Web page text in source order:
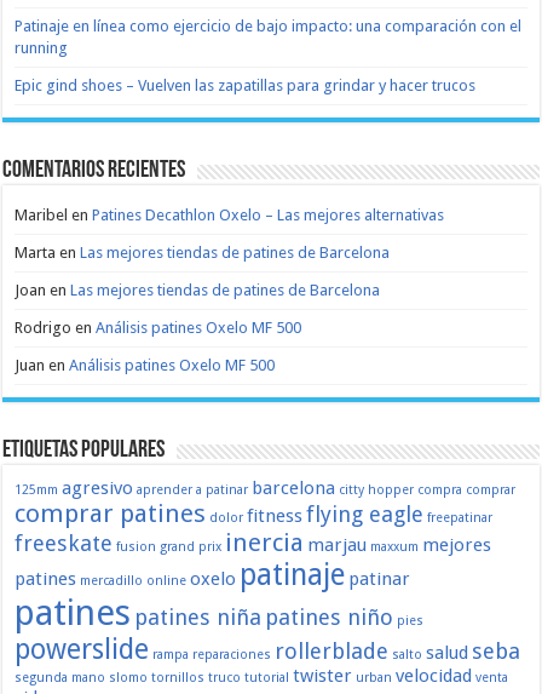
Patinaje en línea como ejercicio de bajo impacto: una comparación con el
running
Epic gind shoes – Vuelven las zapatillas para grindar y hacer trucos
Comentarios recientes
Maribel enPatines Decathlon Oxelo – Las mejores alternativas
Marta enLas mejores tiendas de patines de Barcelona
Joan enLas mejores tiendas de patines de Barcelona
Rodrigo enAnálisis patines Oxelo MF 500
Juan enAnálisis patines Oxelo MF 500
Etiquetas populares
125mm agresivo aprender a patinar barcelona citty hopper compra comprar
comprar patines dolor fitnessflying eagle freepatinar
freeskate fusion grand prix inercia marjau maxxum mejores
patines mercadillo online oxelo patinaje patinar
patines patines niña patines niño pies
powerslide rampa reparaciones rollerblade salto salud seba
segunda mano slomo tornillos truco tutorial twister urban velocidad venta